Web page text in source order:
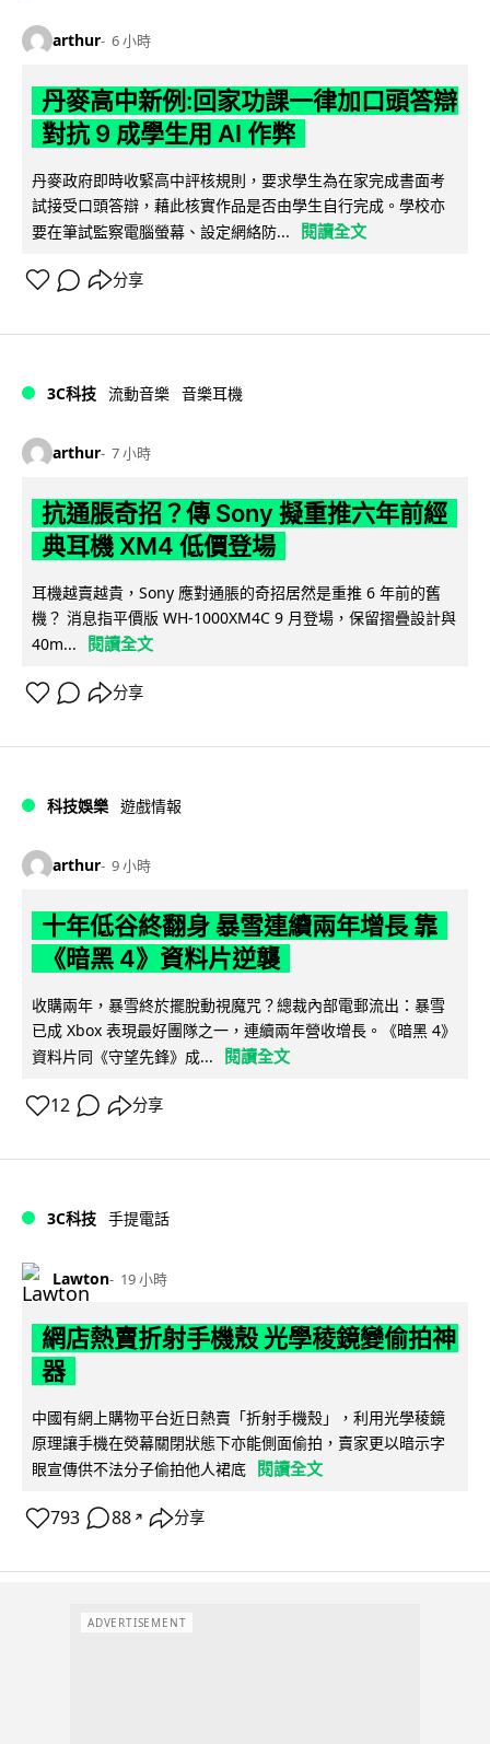
arthur 6 小時
丹麥高中新例:回家功課一律加口頭答辯
對抗 9 成學生用 AI 作弊
丹麥政府即時收緊高中評核規則，要求學生為在家完成書面考
試接受口頭答辯，藉此核實作品是否由學生自行完成。學校亦
要在筆試監察電腦螢幕、設定網絡防...
閱讀全文
分享
3C科技 流動音樂 音樂耳機
arthur 7 小時
抗通脹奇招？傳 Sony 擬重推六年前經
典耳機 XM4 低價登場
耳機越賣越貴，Sony 應對通脹的奇招居然是重推 6 年前的舊
機？ 消息指平價版 WH-1000XM4C 9 月登場，保留摺疊設計與
40m...
閱讀全文
分享
科技娛樂 遊戲情報
arthur 9 小時
十年低谷終翻身 暴雪連續兩年增長 靠
《暗黑 4》資料片逆襲
收購兩年，暴雪終於擺脫動視魔咒？總裁內部電郵流出：暴雪
已成 Xbox 表現最好團隊之一，連續兩年營收增長。《暗黑 4》
資料片同《守望先鋒》成...
閱讀全文
12 分享
3C科技 手提電話
Lawton 19 小時
網店熱賣折射手機殼 光學稜鏡變偷拍神
器
中國有網上購物平台近日熱賣「折射手機殼」，利用光學稜鏡
原理讓手機在熒幕關閉狀態下亦能側面偷拍，賣家更以暗示字
眼宣傳供不法分子偷拍他人裙底
閱讀全文
793 88 ↗ 分享
ADVERTISEMENT